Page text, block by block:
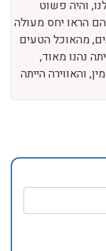
שלנו הייתה
עם חניה
הראו יחס מעולה
נהנו מאוד,
והאווירה הייתה